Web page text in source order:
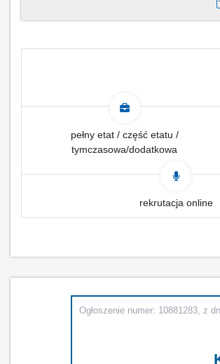
pełny etat / część etatu /
tymczasowa/dodatkowa
rekrutacja online
Ogłoszenie numer: 10881283, z